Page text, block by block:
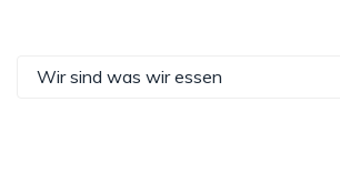
Wir sind was wir essen